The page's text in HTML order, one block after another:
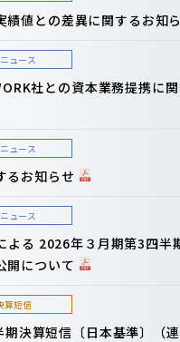
績値との差異に関するお知
ュース
社との資本業務提携に
ュース
るお知らせ
ュース
よる 2026年３月期第3四半
開について
算短信
決算短信〔日本基準〕（連